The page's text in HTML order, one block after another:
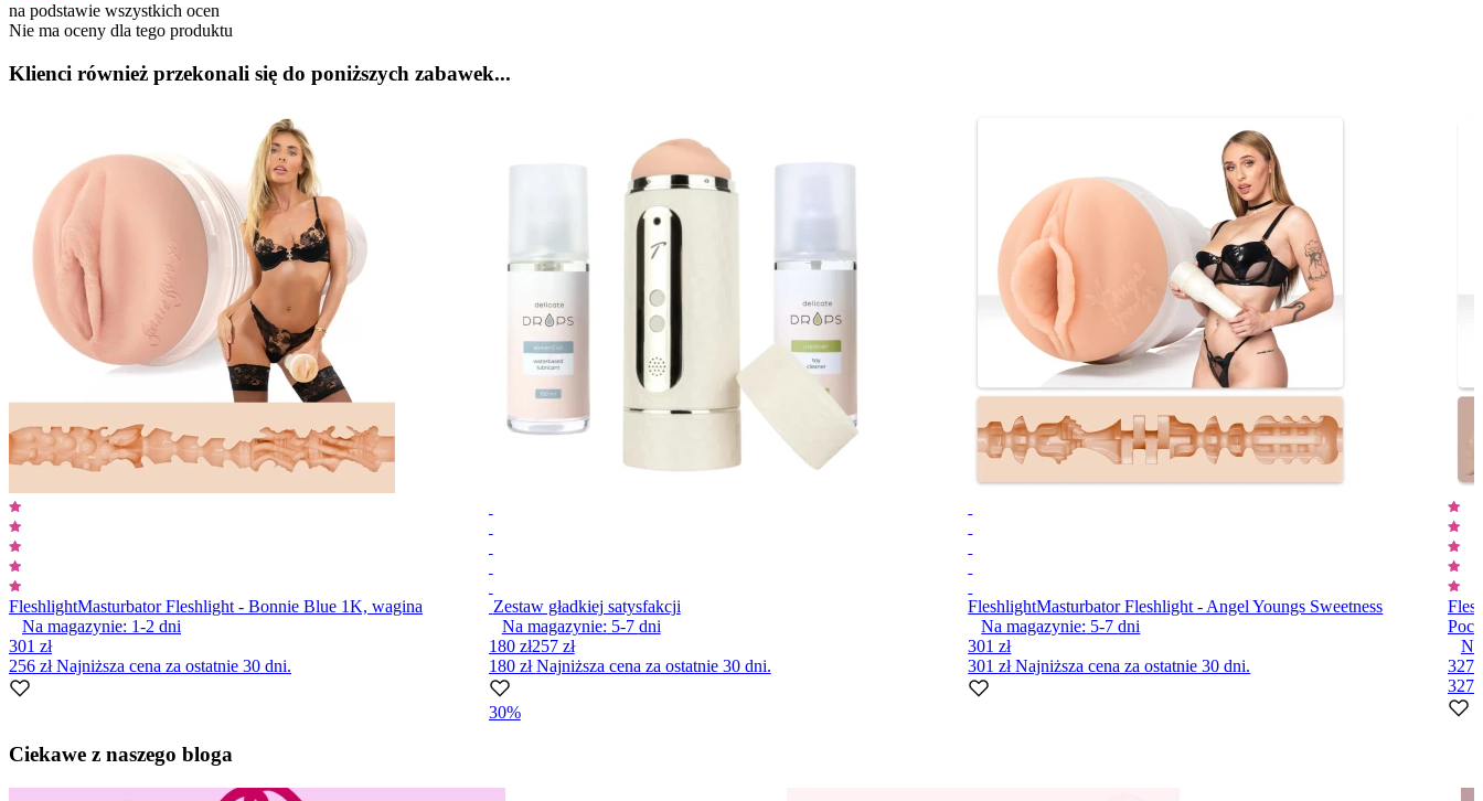
na podstawie wszystkich ocen
Nie ma oceny dla tego produktu
Klienci również przekonali się do poniższych zabawek...
FleshlightMasturbator Fleshlight - Bonnie Blue 1K, wagina
Na magazynie: 1-2 dni
301 zł
256 złNajniższa cena za ostatnie 30 dni.
Zestaw gładkiej satysfakcji
Na magazynie: 5-7 dni
180 zł257 zł
180 złNajniższa cena za ostatnie 30 dni.
30%
FleshlightMasturbator Fleshlight - Angel Youngs Sweetness
Na magazynie: 5-7dni
301 zł
301 złNajniższa cena za ostatnie 30 dni.
327
327
1
10
Ciekawe z naszego bloga